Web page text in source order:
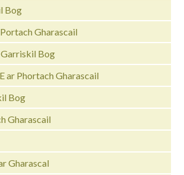
Bog
Gharascail
Bog
ar Phortach Gharascail
Bog
Gharascail
Gharascal